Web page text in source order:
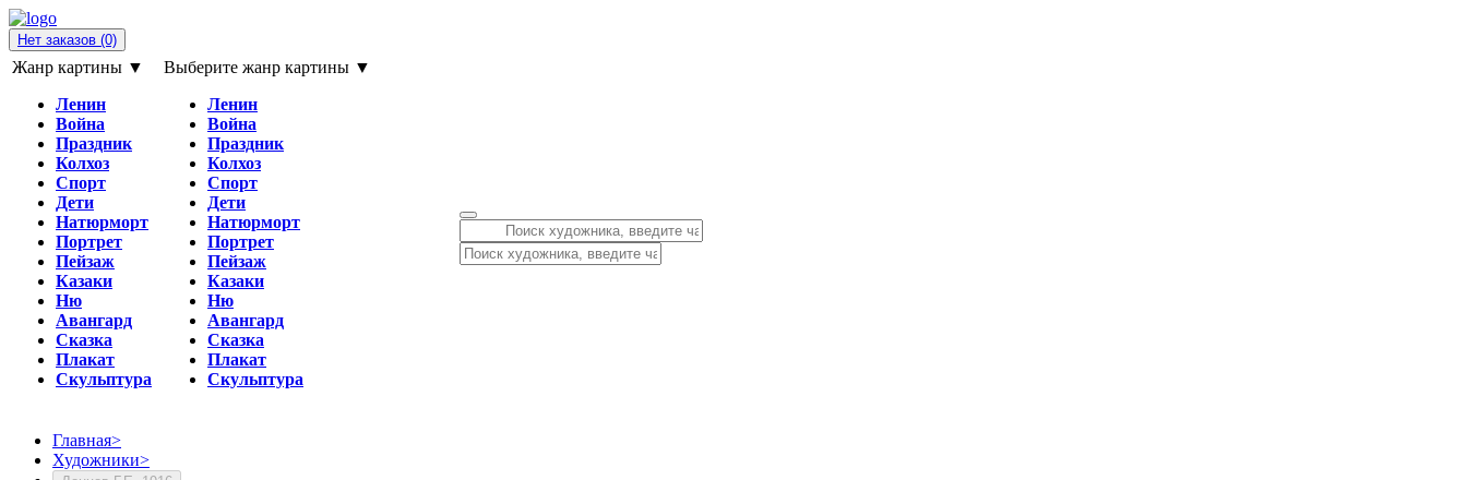
Нет заказов (0)
Жанр картины ▼
Ленин
Война
Праздник
Колхоз
Спорт
Дети
Натюрморт
Портрет
Пейзаж
Казаки
Ню
Авангард
Сказка
Плакат
Скульптура
Выберите жанр картины ▼
Ленин
Война
Праздник
Колхоз
Спорт
Дети
Натюрморт
Портрет
Пейзаж
Казаки
Ню
Авангард
Сказка
Плакат
Скульптура
Главная>
Художники>